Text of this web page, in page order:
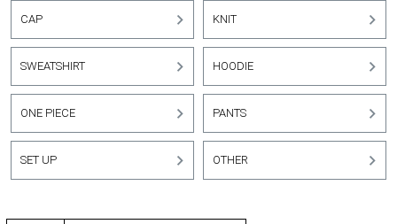
CAP KNIT
SWEATSHIRT HOODIE
ONE PIECE PANTS
SET UP OTHER